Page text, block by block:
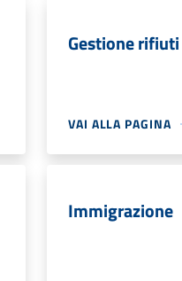
Gestione rifiuti
VAI ALLA PAGINA
Immigrazione